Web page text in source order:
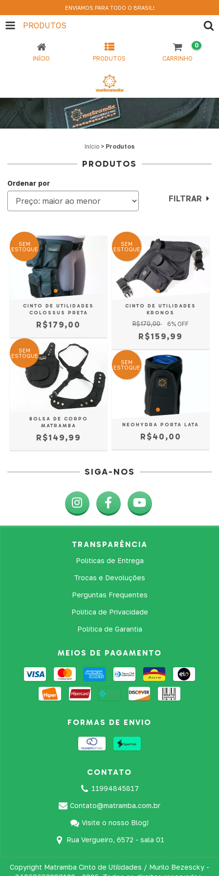
ENVIAMOS PARA TODO O BRASIL!
PRODUTOS
INÍCIO PRODUTOS CARRINHO
0
Início > Produtos
PRODUTOS
Ordenar por
FILTRAR
SEM
ESTOQUE
CINTO DE UTILIDADES
COLOSSUS PRETA
R$179,00
SEM
ESTOQUE
CINTO DE UTILIDADES
KRONOS
R$170,00 6% OFF
R$159,99
SEM
ESTOQUE
BOLSA DE CORPO
MATRAMBA
R$149,99
SEM
ESTOQUE
NEOHYDRA PORTA LATA
R$40,00
SIGA-NOS
TRANSPARÊNCIA
Politicas de Entrega
Trocas e Devoluções
Perguntas Frequentes
Politica de Privacidade
Politica de Garantia
MEIOS DE PAGAMENTO
FORMAS DE ENVIO
CONTATO
11994845817
Contato@matramba.com.br
Visite o nosso Blog!
Rua Vergueiro, 6572 - sala 01
Copyright Matramba Cinto de Utilidades / Murilo Bezescky -